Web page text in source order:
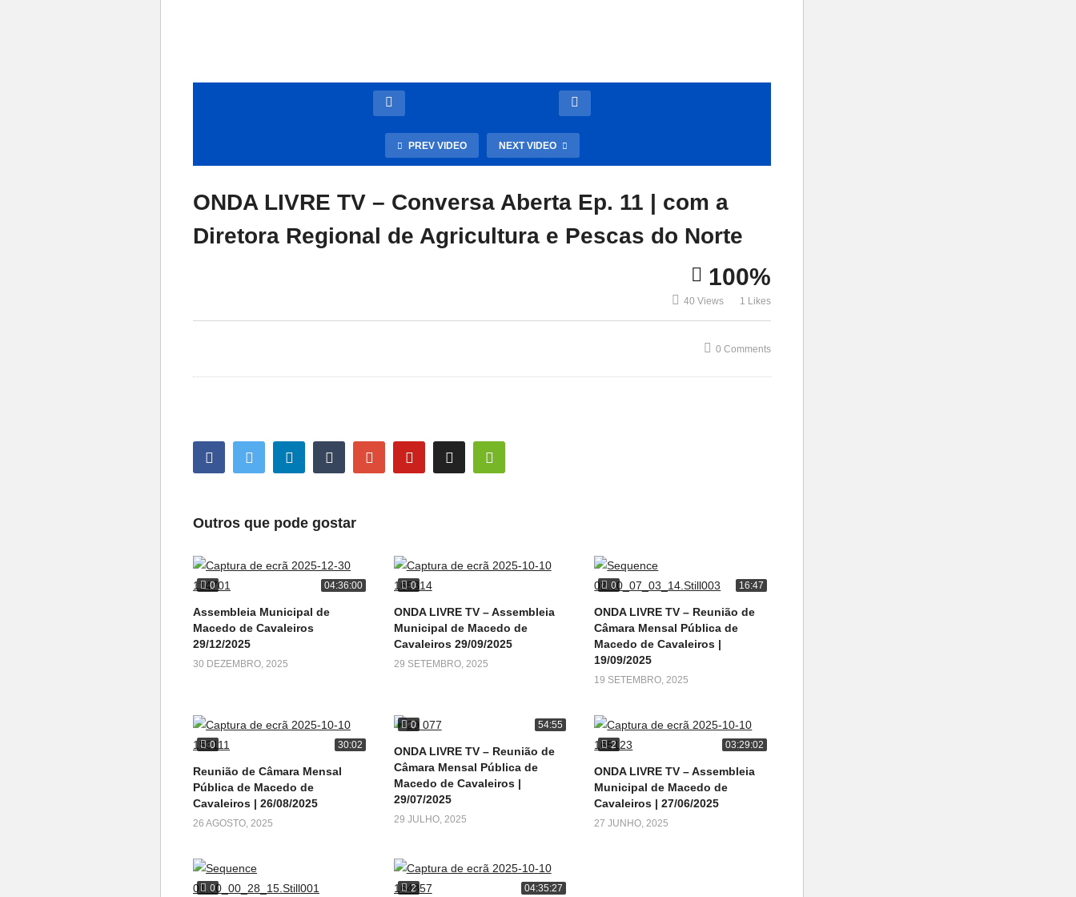
PREV VIDEO NEXT VIDEO
ONDA LIVRE TV – Conversa Aberta Ep. 11 | com a
Diretora Regional de Agricultura e Pescas do Norte
100%
40 Views 1 Likes
0 Comments
Outros que pode gostar
0 04:36:00
Assembleia Municipal de
Macedo de Cavaleiros
29/12/2025
30 DEZEMBRO, 2025
0
ONDA LIVRE TV – Assembleia
Municipal de Macedo de
Cavaleiros 29/09/2025
29 SETEMBRO, 2025
0 16:47
ONDA LIVRE TV – Reunião de
Câmara Mensal Pública de
Macedo de Cavaleiros |
19/09/2025
19 SETEMBRO, 2025
0 30:02
Reunião de Câmara Mensal
Pública de Macedo de
Cavaleiros | 26/08/2025
26 AGOSTO, 2025
0 54:55
ONDA LIVRE TV – Reunião de
Câmara Mensal Pública de
Macedo de Cavaleiros |
29/07/2025
29 JULHO, 2025
2 03:29:02
ONDA LIVRE TV – Assembleia
Municipal de Macedo de
Cavaleiros | 27/06/2025
27 JUNHO, 2025
0 2 04:35:27